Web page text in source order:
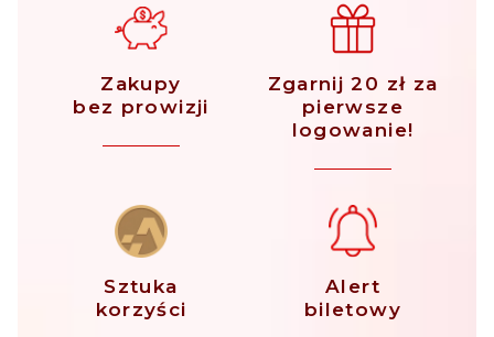
Zakupy
bez prowizji
Zgarnij 20 zł za
pierwsze
logowanie!
Sztuka
korzyści
Alert
biletowy